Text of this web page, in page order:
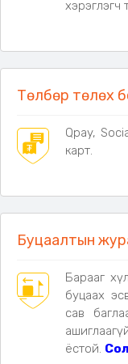
хэрэглэгч
Төлбөр төлөх
Qpay,
карт.
Буцаалтын
Барааг
буцаах
сав
ёстой.